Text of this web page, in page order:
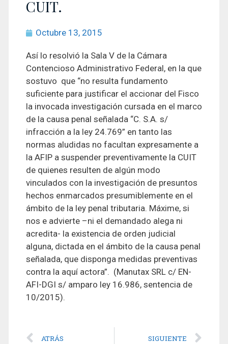
CUIT.
Octubre 13, 2015
Así lo resolvió la Sala V de la Cámara
Contencioso Administrativo Federal, en la que
sostuvo que “no resulta fundamento
suficiente para justificar el accionar del Fisco
la invocada investigación cursada en el marco
de la causa penal señalada “C. S.A. s/
infracción a la ley 24.769” en tanto las
normas aludidas no facultan expresamente a
la AFIP a suspender preventivamente la CUIT
de quienes resulten de algún modo
vinculados con la investigación de presuntos
hechos enmarcados presumiblemente en el
ámbito de la ley penal tributaria. Máxime, si
nos e advierte –ni el demandado alega ni
acredita- la existencia de orden judicial
alguna, dictada en el ámbito de la causa penal
señalada, que disponga medidas preventivas
contra la aquí actora”. (Manutax SRL c/ EN-
AFI-DGI s/ amparo ley 16.986, sentencia de
10/2015).
ATRÁS SIGUIENTE